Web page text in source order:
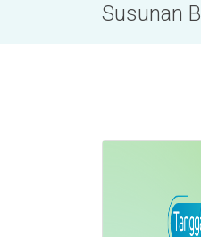
Susunan